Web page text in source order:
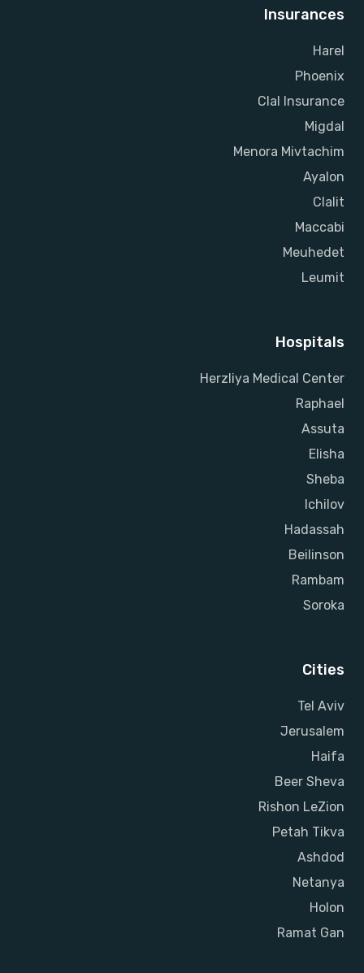
Insurances
Harel
Phoenix
Clal Insurance
Migdal
Menora Mivtachim
Ayalon
Clalit
Maccabi
Meuhedet
Leumit
Hospitals
Herzliya Medical Center
Raphael
Assuta
Elisha
Sheba
Ichilov
Hadassah
Beilinson
Rambam
Soroka
Cities
Tel Aviv
Jerusalem
Haifa
Beer Sheva
Rishon LeZion
Petah Tikva
Ashdod
Netanya
Holon
Ramat Gan